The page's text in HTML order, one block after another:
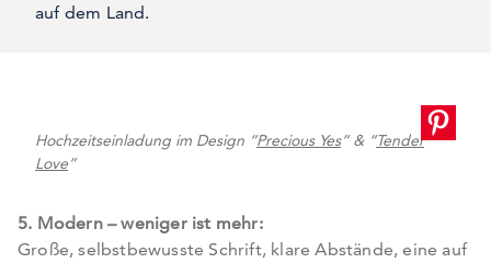
auf dem Land.
Hochzeitseinladung im Design “Precious Yes” & “Tender
Love”
5. Modern – weniger ist mehr:
Große, selbstbewusste Schrift, klare Abstände, eine auf